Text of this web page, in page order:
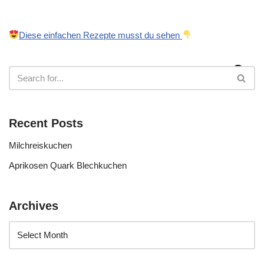
Diese einfachen Rezepte musst du sehen
Recent Posts
Milchreiskuchen
Aprikosen Quark Blechkuchen
Archives